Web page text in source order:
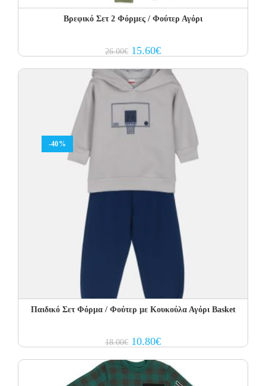
Βρεφικό Σετ 2 Φόρμες / Φούτερ Αγόρι
26.00€ Original
price
26.00€.
15.60€Current
price
15.60€.
-40%
Παιδικό Σετ Φόρμα / Φούτερ με Κουκούλα Αγόρι Basket
18.00€ Original
price
18.00€.
10.80€Current
price
10.80€.